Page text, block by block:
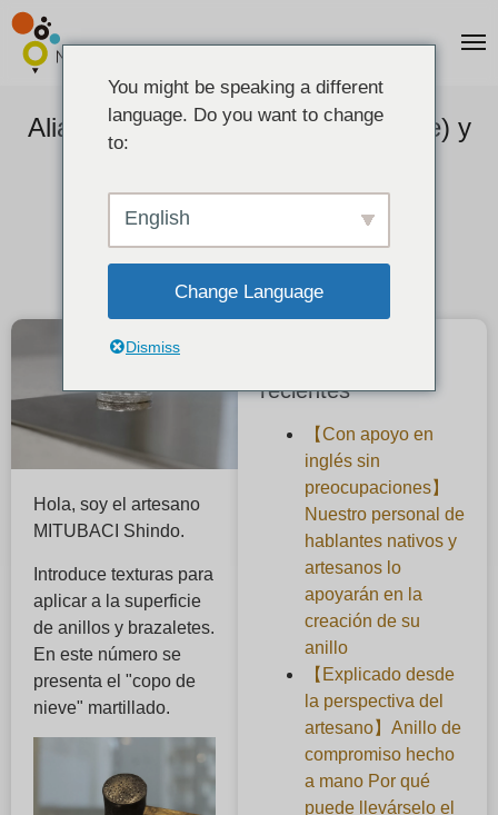
Alianzas martilladas (copo de nieve) y
Hola, soy el artesano
MITUBACI Shindo.
Introduce texturas para
aplicar a la superficie
de anillos y brazaletes.
En este número se
presenta el "copo de
nieve" martillado.
recientes
【Con apoyo en
inglés sin
preocupaciones】
Nuestro personal de
hablantes nativos y
artesanos lo
apoyarán en la
creación de su
anillo
【Explicado desde
la perspectiva del
artesano】Anillo de
compromiso hecho
a mano Por qué
puede llevárselo el
You might be speaking a different
language. Do you want to change
to:
English
Change Language
Dismiss